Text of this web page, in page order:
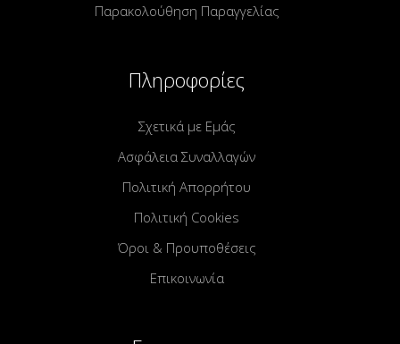
Παρακολούθηση Παραγγελίας
Πληροφορίες
Σχετικά με Εμάς
Ασφάλεια Συναλλαγών
Πολιτική Απορρήτου
Πολιτική Cookies
Όροι & Προυποθέσεις
Επικοινωνία